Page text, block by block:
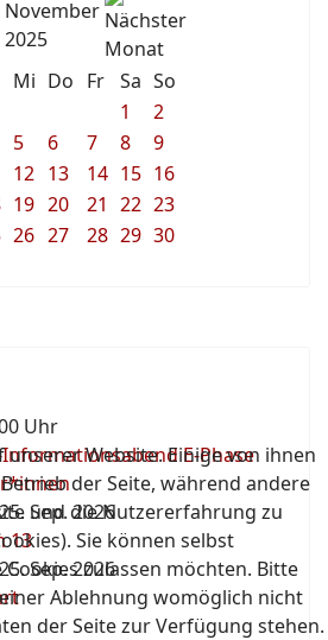
November
2025
Mi Do Fr Sa So
1
2
5 6 7 8
9
12 13 14 15 16
19 20 21 22 23
26 27 28 29 30
Uhr
E-Phase
25. Sep. 2026
13
25. Sep. 2026
Website. Einige von ihnen
der Seite, während andere
und die Nutzererfahrung zu
Sie können selbst
Cookies zulassen möchten. Bitte
Ablehnung womöglich nicht
der Seite zur Verfügung stehen.